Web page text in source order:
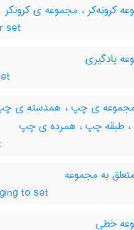
کرونه‌کر ، مجموعه ی کرونکر
set
یادگیری
ی چپ ، همدسته ی
طبقه چپ ، همرده ی چپ
به مجموعه
to set
خطی